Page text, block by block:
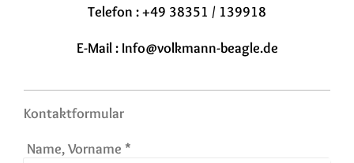
Telefon : +49 38351 / 139918
E-Mail : Info@volkmann-beagle.de
Kontaktformular
Name, Vorname *